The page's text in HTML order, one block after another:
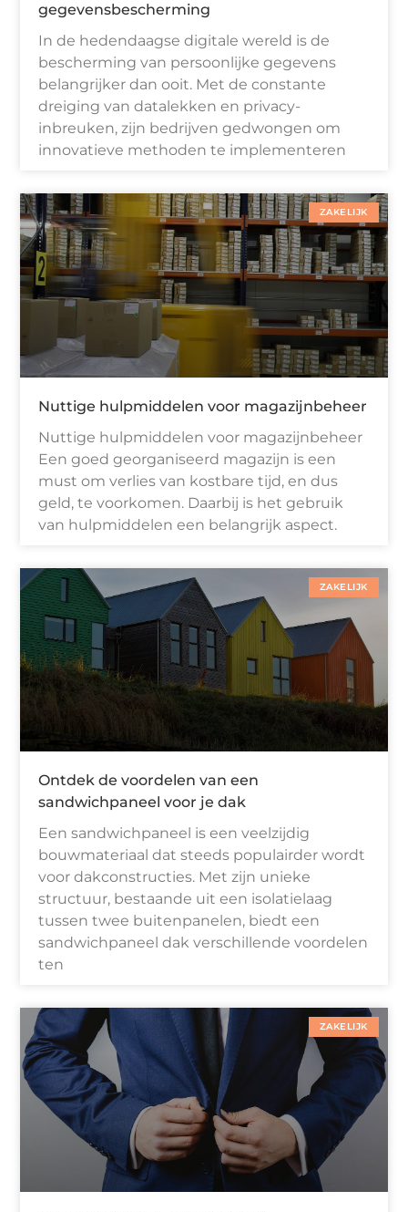
gegevensbescherming
In de hedendaagse digitale wereld is de
bescherming van persoonlijke gegevens
belangrijker dan ooit. Met de constante
dreiging van datalekken en privacy-
inbreuken, zijn bedrijven gedwongen om
innovatieve methoden te implementeren
ZAKELIJK
Nuttige hulpmiddelen voor magazijnbeheer
Nuttige hulpmiddelen voor magazijnbeheer
Een goed georganiseerd magazijn is een
must om verlies van kostbare tijd, en dus
geld, te voorkomen. Daarbij is het gebruik
van hulpmiddelen een belangrijk aspect.
ZAKELIJK
Ontdek de voordelen van een
sandwichpaneel voor je dak
Een sandwichpaneel is een veelzijdig
bouwmateriaal dat steeds populairder wordt
voor dakconstructies. Met zijn unieke
structuur, bestaande uit een isolatielaag
tussen twee buitenpanelen, biedt een
sandwichpaneel dak verschillende voordelen
ten
ZAKELIJK